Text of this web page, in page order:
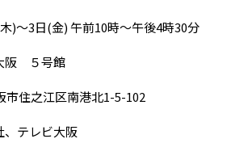
)～3日(金) 午前10時～午後4時30分
阪 ５号館
市住之江区南港北1-5-102
、テレビ大阪